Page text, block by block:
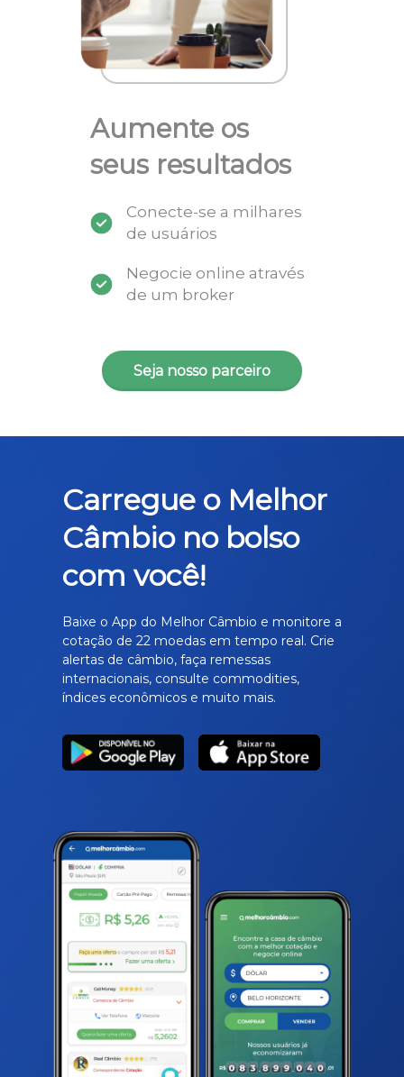
Aumente os
seus resultados
Conecte-se a milhares
de usuários
Negocie online através
de um broker
Seja nosso parceiro
Carregue o Melhor
Câmbio no bolso
com você!
Baixe o App do Melhor Câmbio e monitore a
cotação de 22 moedas em tempo real. Crie
alertas de câmbio, faça remessas
internacionais, consulte commodities,
índices econômicos e muito mais.